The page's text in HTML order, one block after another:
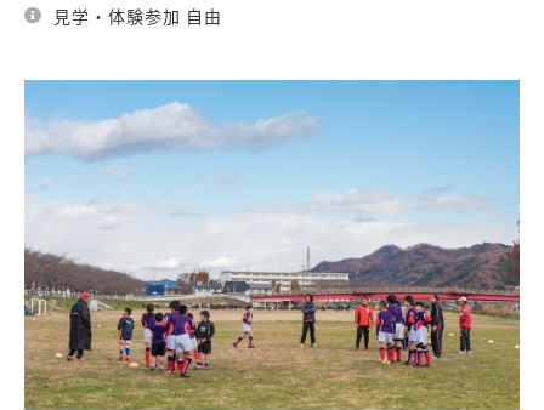
見学・体験参加 自由